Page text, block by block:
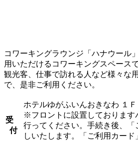
コワーキングラウンジ「ハナウール
用いただけるコワーキングスペースで
観光客、仕事で訪れる人など様々な
で、是非ご利用ください。
受
付
ホテルゆがふいんおきなわ １Ｆ
※フロントに設置しております
行ってください。手続き後、
しいたします。「ご利用カー